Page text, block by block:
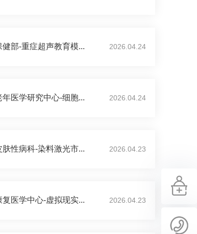
健部-重症超声教育模... 2026.04.24
年医学研究中心-细胞... 2026.04.24
肤性病科-染料激光市... 2026.04.23
复医学中心-虚拟现实... 2026.04.23